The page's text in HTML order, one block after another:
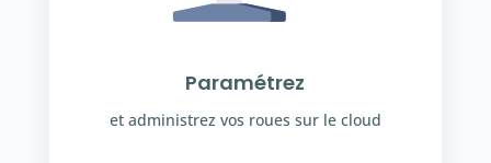
Paramétrez
et administrez vos roues sur le cloud